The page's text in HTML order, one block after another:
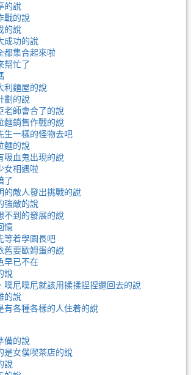
的說
戰的說
的說
成功的說
都集合起來啦
幫忙了
利麵屋的說
劃的說
老師會合了的說
麵銷售作戰的說
生一樣的怪物去吧
麵的說
吸血鬼出現的說
女相遇啦
了
的敵人發出挑戰的說
強敵的說
不到的發展的說
憶
等着學園長吧
舊要歐姆蛋的說
早已不在
說
噗尼噗尼就該用揉揉捏捏還回去的說
的說
有各種各樣的人住着的說
備的說
是女僕喫茶店的說
說